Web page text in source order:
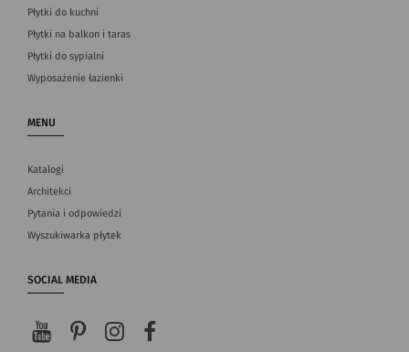
Płytki do kuchni
Płytki na balkon i taras
Płytki do sypialni
Wyposażenie łazienki
MENU
Katalogi
Architekci
Pytania i odpowiedzi
Wyszukiwarka płytek
SOCIAL MEDIA